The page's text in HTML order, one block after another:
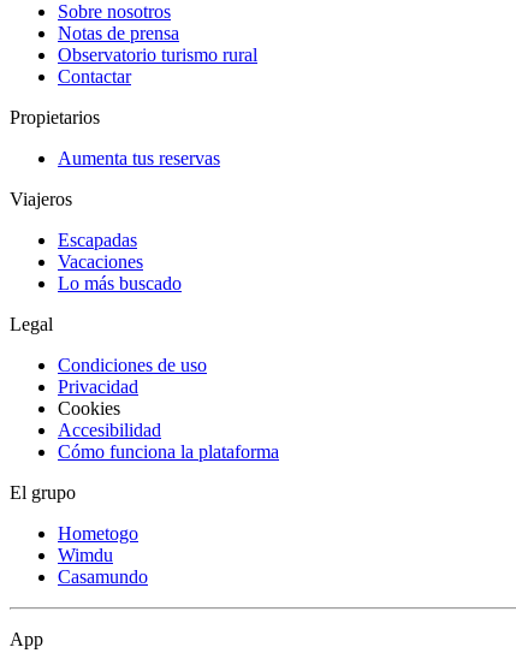
Sobre nosotros
Notas de prensa
Observatorio turismo rural
Contactar
Propietarios
Aumenta tus reservas
Viajeros
Escapadas
Vacaciones
Lo más buscado
Legal
Condiciones de uso
Privacidad
Cookies
Accesibilidad
Cómo funciona la plataforma
El grupo
Hometogo
Wimdu
Casamundo
App